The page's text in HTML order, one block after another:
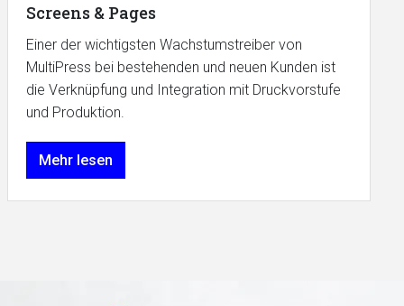
Screens & Pages
Einer der wichtigsten Wachstumstreiber von
MultiPress bei bestehenden und neuen Kunden ist
die Verknüpfung und Integration mit Druckvorstufe
und Produktion.
Mehr lesen